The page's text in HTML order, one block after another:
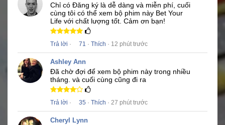
Chỉ có Đăng ký là dễ dàng và miễn phí, cuối
cùng tôi có thể xem bộ phim này Bet Your
Life với chất lượng tốt. Cảm ơn bạn!
Trả lời · 71 · Thích · 12 phút trước
Ashley Ann
Đã chờ đợi để xem bộ phim này trong nhiều
tháng. và cuối cùng cũng đi ra
Trả lời · 35 · Thích · 27 phút trước
Cheryl Lynn